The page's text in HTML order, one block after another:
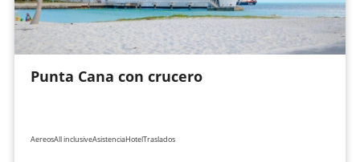
Punta Cana con crucero
AereosAll inclusiveAsistenciaHotelTraslados